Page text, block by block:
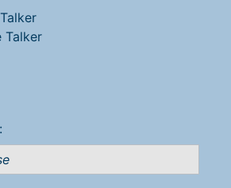
Talker